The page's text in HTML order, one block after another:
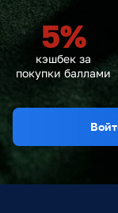
5%
кэшбек за
покупки баллами